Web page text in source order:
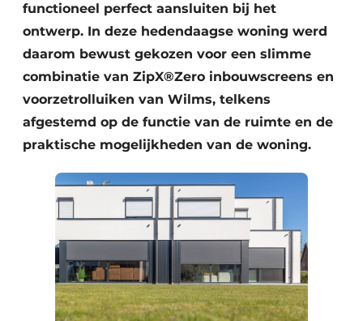
functioneel perfect aansluiten bij het
ontwerp. In deze hedendaagse woning werd
daarom bewust gekozen voor een slimme
combinatie van ZipX®Zero inbouwscreens en
voorzetrolluiken van Wilms, telkens
afgestemd op de functie van de ruimte en de
praktische mogelijkheden van de woning.